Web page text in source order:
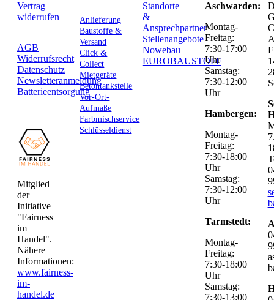
Vertrag
widerrufen
AGB
Widerrufsrecht
Datenschutz
Newsletteranmeldung
Batterieentsorgung
Mitglied
der
Initiative
"Fairness
im
Handel".
Nähere
Informationen:
www.fairness-
im-
handel.de
Anlieferung
Baustoffe &
Versand
Click &
Collect
Mietgeräte
Betontankstelle
Vor-Ort-
Aufmaße
Farbmischservice
Schlüsseldienst
Standorte
&
Ansprechpartner
Stellenangebote
Nowebau
EUROBAUSTOFF
Aschwarden:
Montag-
Freitag:
7:30-17:00
Uhr
Samstag:
7:30-12:00
Uhr
Hambergen:
Montag-
Freitag:
7:30-18:00
Uhr
Samstag:
7:30-12:00
Uhr
Tarmstedt:
Montag-
Freitag:
7:30-18:00
Uhr
Samstag:
7:30-13:00